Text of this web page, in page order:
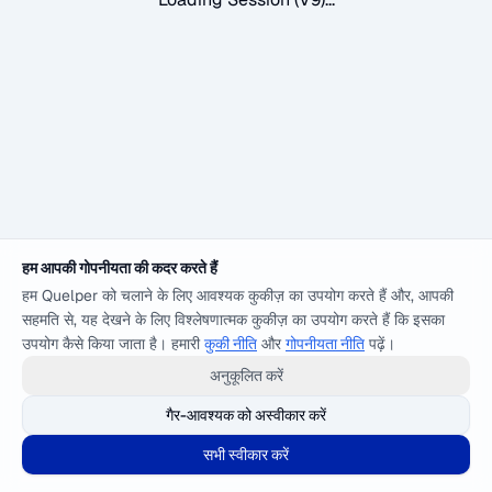
हम आपकी गोपनीयता की कदर करते हैं
हम Quelper को चलाने के लिए आवश्यक कुकीज़ का उपयोग करते हैं और, आपकी
सहमति से, यह देखने के लिए विश्लेषणात्मक कुकीज़ का उपयोग करते हैं कि इसका
उपयोग कैसे किया जाता है। हमारीकुकी नीति और गोपनीयता नीति पढ़ें।
अनुकूलित करें
गैर-आवश्यक को अस्वीकार करें
सभी स्वीकार करें